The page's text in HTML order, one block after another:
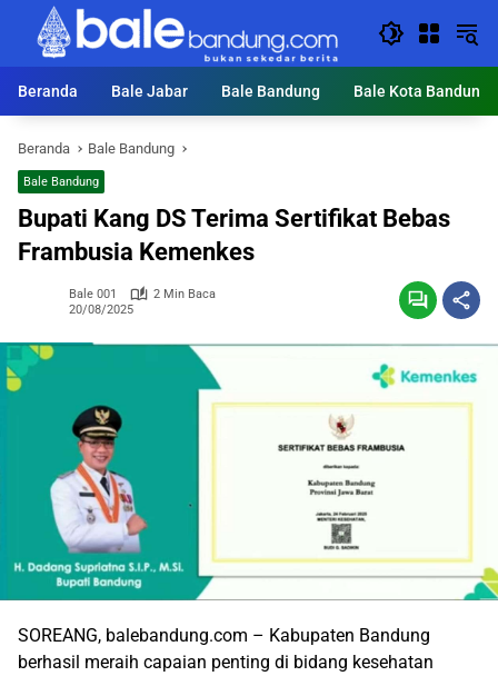
Langsung
konten
Beranda
Bale Jabar Bale Bandung Bale Kota Bandung
Beranda Bale Bandung
Bale Bandung
Bupati Kang DS Terima Sertifikat Bebas
Frambusia Kemenkes
Bale 001
2 Min Baca
20/08/2025
SOREANG, balebandung.com – Kabupaten Bandung
berhasil meraih capaian penting di bidang kesehatan